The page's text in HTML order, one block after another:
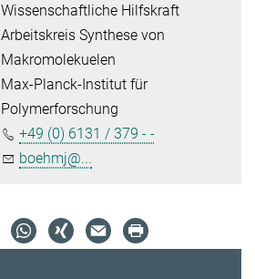
Wissenschaftliche Hilfskraft
Arbeitskreis Synthese von
Makromolekuelen
Max-Planck-Institut für
Polymerforschung
+49 (0) 6131 / 379 - -
boehmj@...